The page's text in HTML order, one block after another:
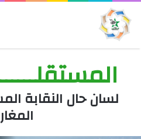
لسان حال النقابة